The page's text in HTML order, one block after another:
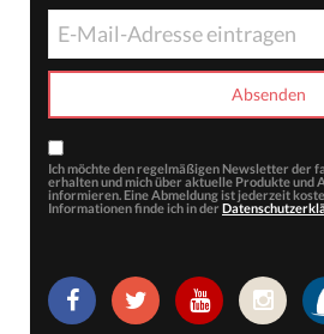
Ich möchte den regelmäßigen Newsletter der
erhalten und mich über aktuelle Produkte und
informieren. Eine Abmeldung ist jederzeit
Informationen finde ich in der